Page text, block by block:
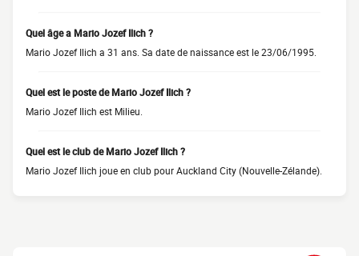
Quel âge a Mario Jozef Ilich ?
Mario Jozef Ilich a 31 ans. Sa date de naissance est le 23/06/1995.
Quel est le poste de Mario Jozef Ilich ?
Mario Jozef Ilich est Milieu.
Quel est le club de Mario Jozef Ilich ?
Mario Jozef Ilich joue en club pour Auckland City (Nouvelle-Zélande).